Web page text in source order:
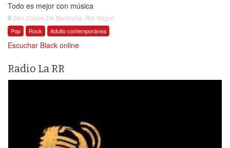
Todo es mejor con música
San Carlos De Bariloche, Río Negro
Pop Rock Adulto contemporánea
Escuchar Black online
Radio La RR